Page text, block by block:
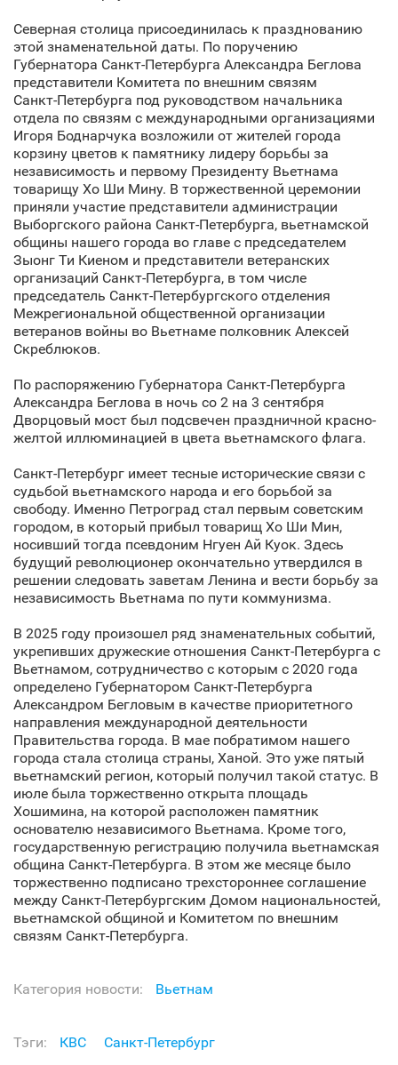
Северная столица присоединилась к празднованию
этой знаменательной даты. По поручению
Губернатора Санкт‑Петербурга Александра Беглова
представители Комитета по внешним связям
Санкт‑Петербурга под руководством начальника
отдела по связям с международными организациями
Игоря Боднарчука возложили от жителей города
корзину цветов к памятнику лидеру борьбы за
независимость и первому Президенту Вьетнама
товарищу Хо Ши Мину. В торжественной церемонии
приняли участие представители администрации
Выборгского района Санкт‑Петербурга, вьетнамской
общины нашего города во главе с председателем
Зыонг Ти Киеном и представители ветеранских
организаций Санкт‑Петербурга, в том числе
председатель Санкт‑Петербургского отделения
Межрегиональной общественной организации
ветеранов войны во Вьетнаме полковник Алексей
Скреблюков.
По распоряжению Губернатора Санкт‑Петербурга
Александра Беглова в ночь со 2 на 3 сентября
Дворцовый мост был подсвечен праздничной красно-
желтой иллюминацией в цвета вьетнамского флага.
Санкт‑Петербург имеет тесные исторические связи с
судьбой вьетнамского народа и его борьбой за
свободу. Именно Петроград стал первым советским
городом, в который прибыл товарищ Хо Ши Мин,
носивший тогда псевдоним Нгуен Ай Куок. Здесь
будущий революционер окончательно утвердился в
решении следовать заветам Ленина и вести борьбу за
независимость Вьетнама по пути коммунизма.
В 2025 году произошел ряд знаменательных событий,
укрепивших дружеские отношения Санкт‑Петербурга с
Вьетнамом, сотрудничество с которым с 2020 года
определено Губернатором Санкт‑Петербурга
Александром Бегловым в качестве приоритетного
направления международной деятельности
Правительства города. В мае побратимом нашего
города стала столица страны, Ханой. Это уже пятый
вьетнамский регион, который получил такой статус. В
июле была торжественно открыта площадь
Хошимина, на которой расположен памятник
основателю независимого Вьетнама. Кроме того,
государственную регистрацию получила вьетнамская
община Санкт‑Петербурга. В этом же месяце было
торжественно подписано трехстороннее соглашение
между Санкт‑Петербургским Домом национальностей,
вьетнамской общиной и Комитетом по внешним
связям Санкт‑Петербурга.
Категория новости: Вьетнам
Тэги: КВС Санкт‑Петербург